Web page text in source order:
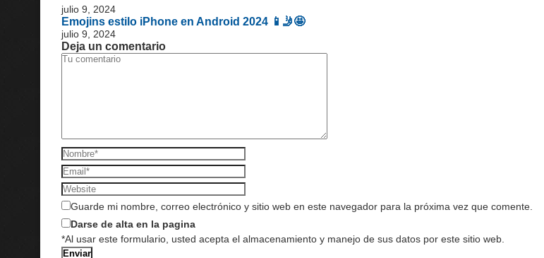
julio 9, 2024
Emojins estilo iPhone en Android 2024 📱🤳🤩
julio 9, 2024
Deja un comentario
Guarde mi nombre, correo electrónico y sitio web en este navegador para la próxima vez que comente.
Darse de alta en la pagina
*Al usar este formulario, usted acepta el almacenamiento y manejo de sus datos por este sitio web.